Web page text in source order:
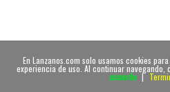
En Lanzanos.com solo usamos cookies
experiencia de uso. Al continuar navegando,
acuerdo |